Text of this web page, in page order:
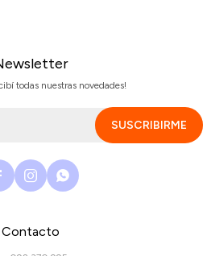
Contacto
todas nuestras novedades!
SUSCRIBIRME
 